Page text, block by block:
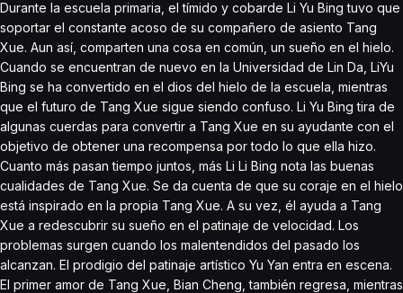
Durante la escuela primaria, el tímido y cobarde Li Yu Bing tuvo que
soportar el constante acoso de su compañero de asiento Tang
Xue. Aun así, comparten una cosa en común, un sueño en el hielo.
Cuando se encuentran de nuevo en la Universidad de Lin Da, LiYu
Bing se ha convertido en el dios del hielo de la escuela, mientras
que el futuro de Tang Xue sigue siendo confuso. Li Yu Bing tira de
algunas cuerdas para convertir a Tang Xue en su ayudante con el
objetivo de obtener una recompensa por todo lo que ella hizo.
Cuanto más pasan tiempo juntos, más Li Li Bing nota las buenas
cualidades de Tang Xue. Se da cuenta de que su coraje en el hielo
está inspirado en la propia Tang Xue. A su vez, él ayuda a Tang
Xue a redescubrir su sueño en el patinaje de velocidad. Los
problemas surgen cuando los malentendidos del pasado los
alcanzan. El prodigio del patinaje artístico Yu Yan entra en escena.
El primer amor de Tang Xue, Bian Cheng, también regresa, mientras